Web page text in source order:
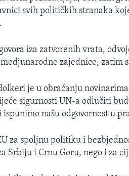
svih političkih stranaka
iza zatvorenih vrata,
zajednice, zatim
je u obraćanju
sigurnosti UN-a odlučiti
našu odgovornost u
za spoljnu politiku i
Srbiju i Crnu Goru, nego i za